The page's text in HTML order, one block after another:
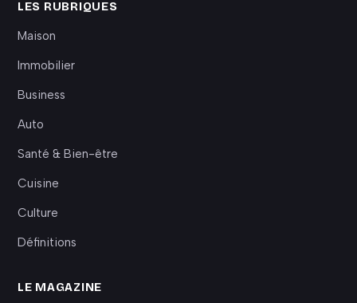
LES RUBRIQUES
Maison
Immobilier
Business
Auto
Santé & Bien-être
Cuisine
Culture
Définitions
LE MAGAZINE